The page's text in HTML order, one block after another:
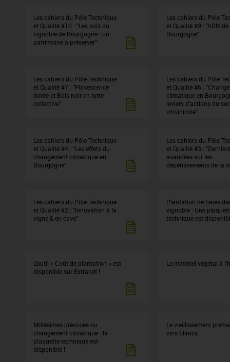
Les cahiers du Pôle Technique
et Qualité #10 : "Les sols du
vignoble de Bourgogne : un
patrimoine à préserver"
Les cahiers du Pôle
et Qualité #9 : "ADN
Bourgogne"
Les cahiers du Pôle Technique
et Qualité #7 : "Flavescence
dorée et Bois noir en lutte
collective"
Les cahiers du Pôle
et Qualité #6 :
climatique en
leviers d’actions du
vitivinicole"
Les cahiers du Pôle Technique
et Qualité #4 : "Les effets du
changement climatique en
Bourgogne"
Les cahiers du Pôle
et Qualité #3 :
avancées sur les
dépérissements de la
Les cahiers du Pôle Technique
et Qualité #2 : "Innovation à la
vigne & en cave"
Plantation de haies
vignoble : Une
technique est
L’outil « Coût de plantation » est
disponible sur Extranet !
Le matériel végétal à
Millésimes précoces ou
changement climatique : la
plaquette technique est
disponible !
Le vieillissement
vins blancs